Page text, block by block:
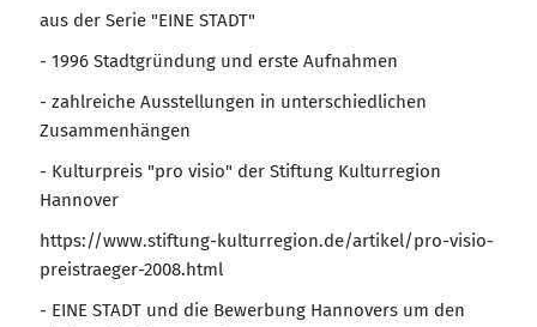
aus der Serie "EINE STADT"
- 1996 Stadtgründung und erste Aufnahmen
- zahlreiche Ausstellungen in unterschiedlichen
Zusammenhängen
- Kulturpreis "pro visio" der Stiftung Kulturregion
Hannover
https://www.stiftung-kulturregion.de/artikel/pro-visio-
preistraeger-2008.html
- EINE STADT und die Bewerbung Hannovers um den